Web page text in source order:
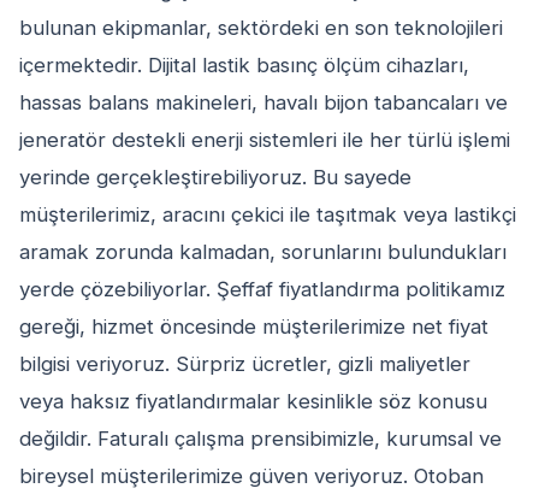
bulunan ekipmanlar, sektördeki en son teknolojileri
içermektedir. Dijital lastik basınç ölçüm cihazları,
hassas balans makineleri, havalı bijon tabancaları ve
jeneratör destekli enerji sistemleri ile her türlü işlemi
yerinde gerçekleştirebiliyoruz. Bu sayede
müşterilerimiz, aracını çekici ile taşıtmak veya lastikçi
aramak zorunda kalmadan, sorunlarını bulundukları
yerde çözebiliyorlar. Şeffaf fiyatlandırma politikamız
gereği, hizmet öncesinde müşterilerimize net fiyat
bilgisi veriyoruz. Sürpriz ücretler, gizli maliyetler
veya haksız fiyatlandırmalar kesinlikle söz konusu
değildir. Faturalı çalışma prensibimizle, kurumsal ve
bireysel müşterilerimize güven veriyoruz. Otoban